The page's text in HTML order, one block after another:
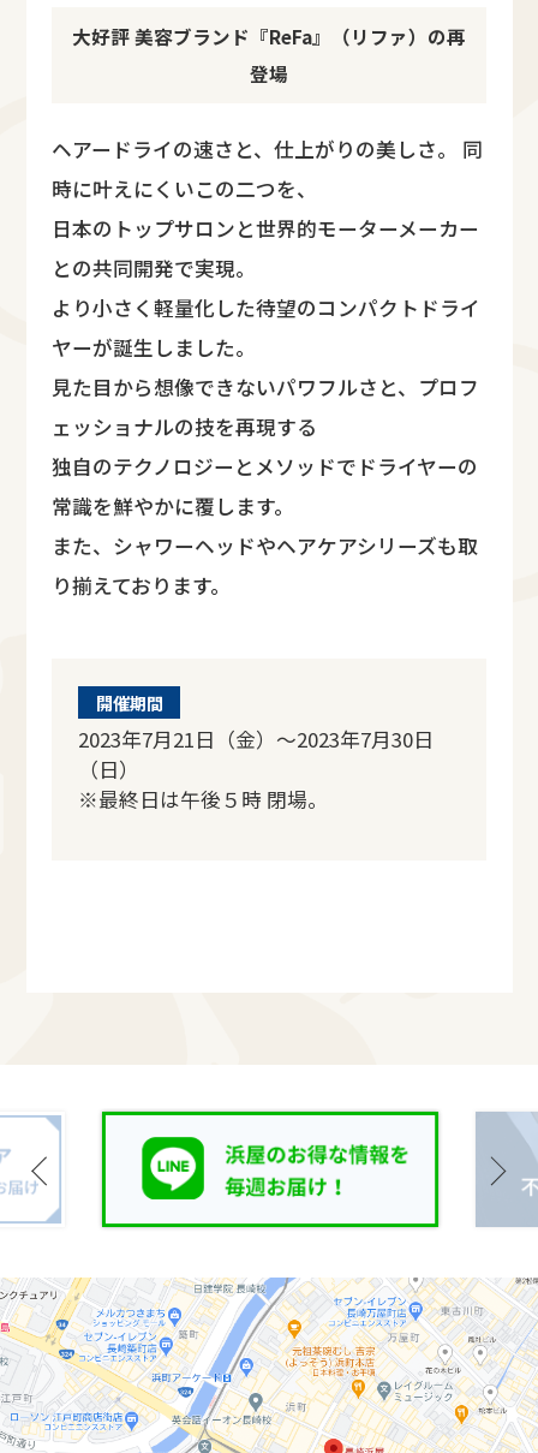
大好評 美容ブランド『ReFa』（リファ）の再
登場
ヘアードライの速さと、仕上がりの美しさ。 同
時に叶えにくいこの二つを、
日本のトップサロンと世界的モーターメーカー
との共同開発で実現。
より小さく軽量化した待望のコンパクトドライ
ヤーが誕生しました。
見た目から想像できないパワフルさと、プロフ
ェッショナルの技を再現する
独自のテクノロジーとメソッドでドライヤーの
常識を鮮やかに覆します。
また、シャワーヘッドやヘアケアシリーズも取
り揃えております。
開催期間
2023年7月21日（金）～2023年7月30日
（日）
※最終日は午後５時 閉場。